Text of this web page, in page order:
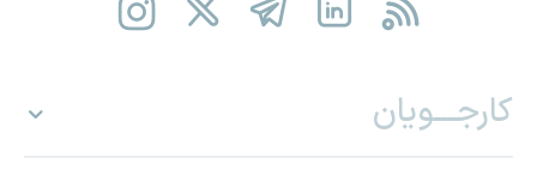
کارجـــویان